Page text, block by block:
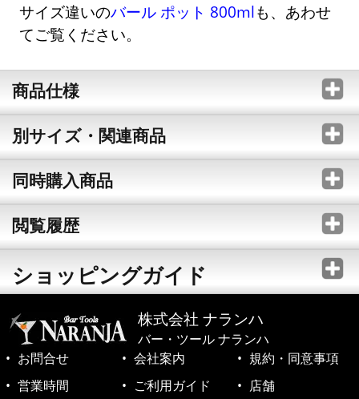
サイズ違いのバール ポット 800mlも、あわせ
てご覧ください。
商品仕様
別サイズ・関連商品
同時購入商品
閲覧履歴
ショッピングガイド
株式会社 ナランハ
バー・ツール ナランハ
お問合せ
会社案内
規約・同意事項
営業時間
ご利用ガイド 店舗